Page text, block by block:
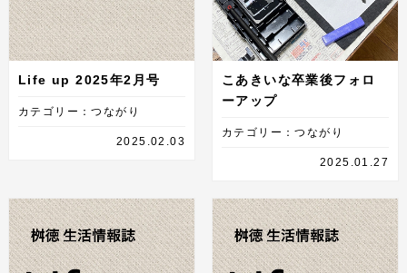
Life up 2025年2月号
カテゴリー：つながり
2025.02.03
こあきいな卒業後フォロ
ーアップ
カテゴリー：つながり
2025.01.27